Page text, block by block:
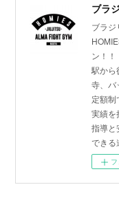
ブラジ
ン！
駅から
寺、バ
定額
実績を
指導と
できる